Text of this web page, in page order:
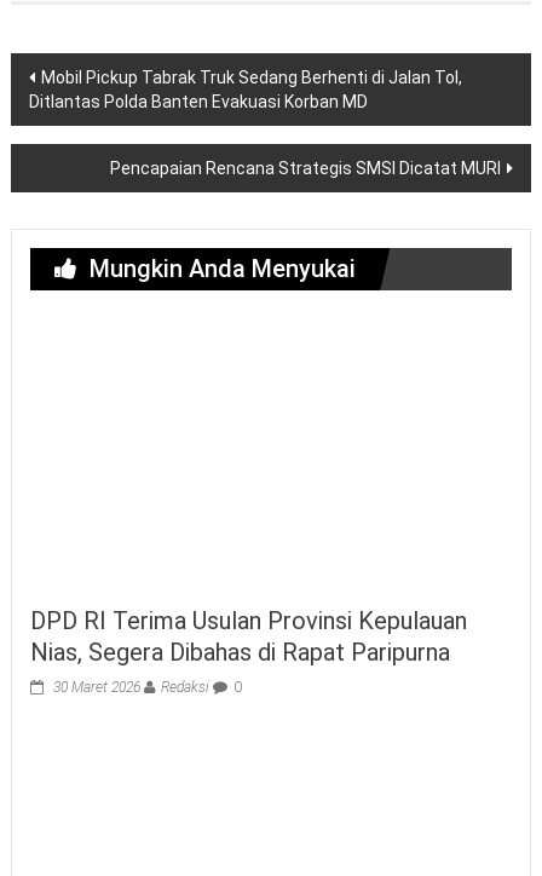
Navigasi
pos
Mobil Pickup Tabrak Truk Sedang Berhenti di Jalan Tol,
Ditlantas Polda Banten Evakuasi Korban MD
Pencapaian Rencana Strategis SMSI Dicatat MURI
Mungkin Anda Menyukai
DPD RI Terima Usulan Provinsi Kepulauan
Nias, Segera Dibahas di Rapat Paripurna
30 Maret 2026 Redaksi 0